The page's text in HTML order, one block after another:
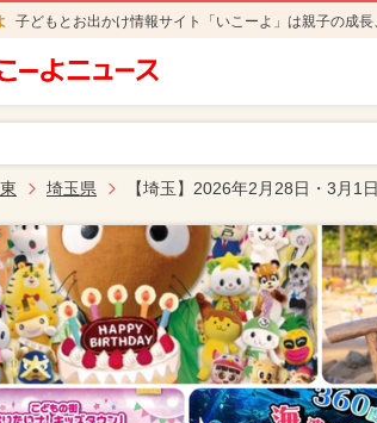
子どもとお出かけ情報サイト「いこーよ」は親子の成長
埼玉県 【埼玉】2026年2月28日・3月